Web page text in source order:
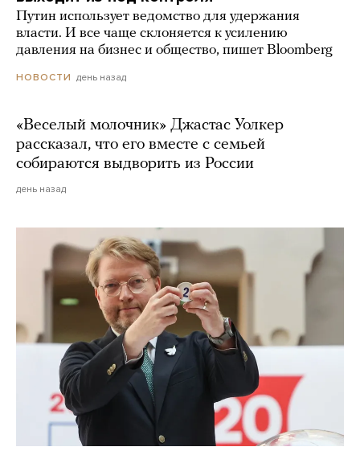
Путин использует ведомство для удержания
власти. И все чаще склоняется к усилению
давления на бизнес и общество, пишет Bloomberg
НОВОСТИ день назад
«Веселый молочник» Джастас Уолкер
рассказал, что его вместе с семьей
собираются выдворить из России
день назад